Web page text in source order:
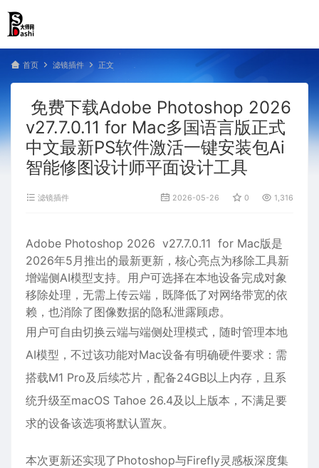
首页 滤镜插件 正文
免费下载Adobe Photoshop 2026
v27.7.0.11 for Mac多国语言版正式
中文最新PS软件激活一键安装包Ai
智能修图设计师平面设计工具
滤镜插件 2026-05-26 0 1,316
Adobe Photoshop 2026 v27.7.0.11 for Mac版是
2026年5月推出的最新更新，核心亮点为移除工具新
增端侧AI模型支持。用户可选择在本地设备完成对象
移除处理，无需上传云端，既降低了对网络带宽的依
赖，也消除了图像数据的隐私泄露顾虑。
用户可自由切换云端与端侧处理模式，随时管理本地
AI模型，不过该功能对Mac设备有明确硬件要求：需
搭载M1 Pro及后续芯片，配备24GB以上内存，且系
统升级至macOS Tahoe 26.4及以上版本，不满足要
求的设备该选项将默认置灰。
本次更新还实现了Photoshop与Firefly灵感板深度集